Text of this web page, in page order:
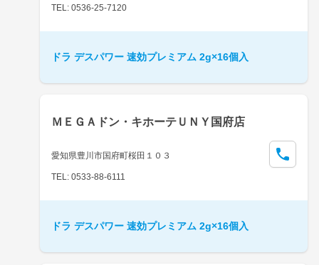
TEL: 0536-25-7120
ドラ デスパワー 速効プレミアム 2g×16個入
ＭＥＧＡドン・キホーテＵＮＹ国府店
愛知県豊川市国府町桜田１０３
TEL: 0533-88-6111
ドラ デスパワー 速効プレミアム 2g×16個入